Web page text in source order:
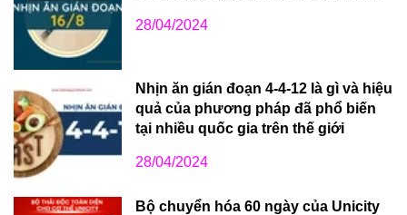
28/04/2024
Nhịn ăn gián đoạn 4-4-12 là gì và hiệu
quả của phương pháp đã phổ biến
tại nhiều quốc gia trên thế giới
28/04/2024
Bộ chuyển hóa 60 ngày của Unicity